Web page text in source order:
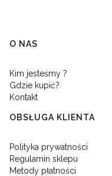
Linki w stopce
O NAS
Kim jesteśmy ?
Gdzie kupić?
Kontakt
OBSŁUGA KLIENTA
Polityka prywatności
Regulamin sklepu
Metody płatności